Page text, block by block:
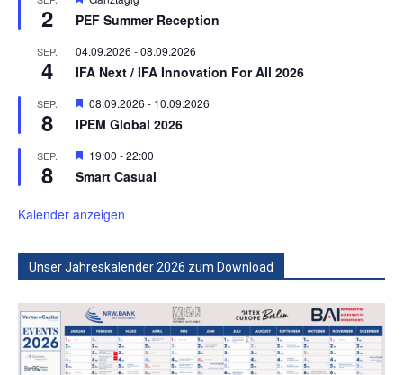
2 PEF Summer Reception
SEP.
4
04.09.2026 -08.09.2026
IFA Next / IFA Innovation For All 2026
SEP.
8
Hervorgehoben
08.09.2026 - 10.09.2026
IPEM Global 2026
SEP.
8
Hervorgehoben
19:00 -22:00
Smart Casual
Kalender anzeigen
Unser Jahreskalender 2026 zum Download